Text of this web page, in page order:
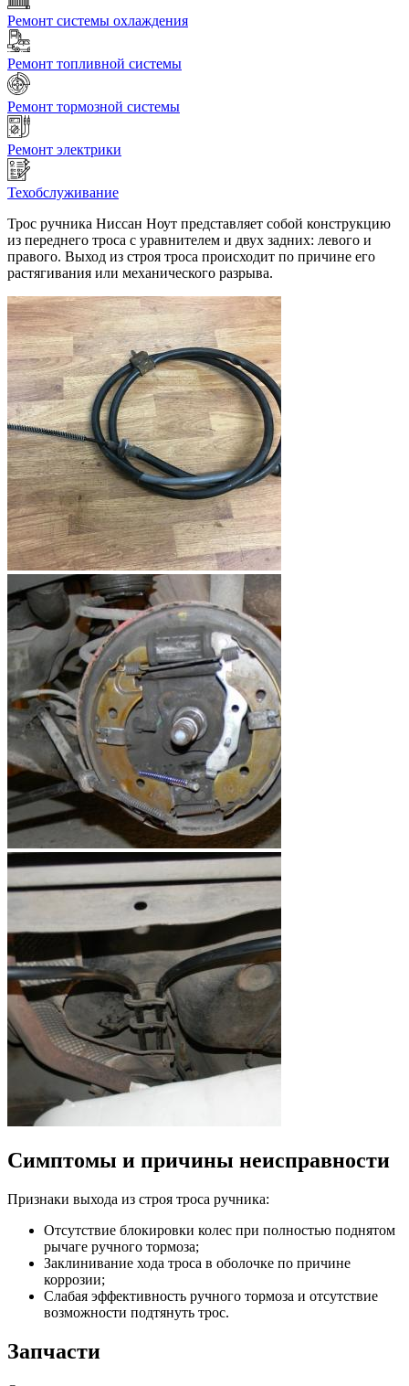
Ремонт системы охлаждения
Ремонт топливной системы
Ремонт тормозной системы
Ремонт электрики
Техобслуживание
Трос ручника Ниссан Ноут представляет собой конструкцию
из переднего троса с уравнителем и двух задних: левого и
правого. Выход из строя троса происходит по причине его
растягивания или механического разрыва.
Симптомы и причины неисправности
Признаки выхода из строя троса ручника:
Отсутствие блокировки колес при полностью поднятом
рычаге ручного тормоза;
Заклинивание хода троса в оболочке по причине
коррозии;
Слабая эффективность ручного тормоза и отсутствие
возможности подтянуть трос.
Запчасти